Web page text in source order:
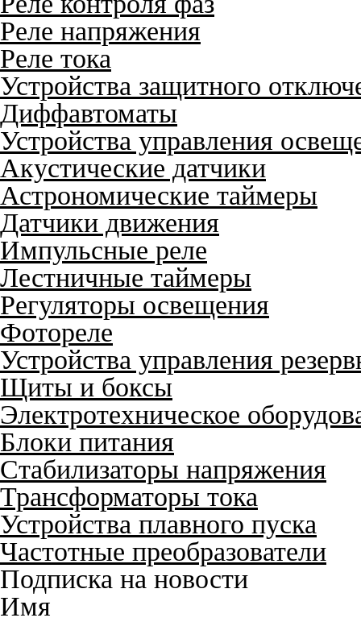
Реле напряжения
Реле тока
Устройства защитного
Диффавтоматы
Устройства управления
Акустические датчики
Астрономические таймеры
Датчики движения
Импульсные реле
Лестничные таймеры
Регуляторы освещения
Фотореле
Устройства управления
Щиты и боксы
Электротехническое
Блоки питания
Стабилизаторы напряжения
Трансформаторы тока
Устройства плавного пуска
Частотные преобразователи
Подписка на новости
Имя